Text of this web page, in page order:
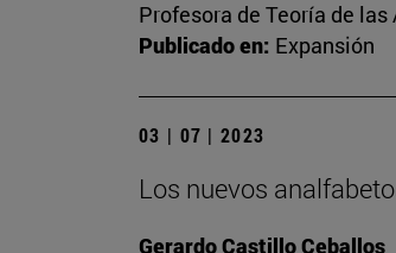
Profesora de Teoría de
Publicado en: Expansión
03 | 07 | 2023
Los nuevos
Gerardo Castillo Ceballos